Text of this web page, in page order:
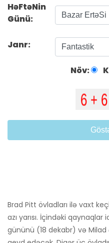
HəFtəNin
Günü:
Janr:
Növ:
Brad Pitt övladları ilə vaxt
azı yarısı. İçindəki qaynaqlar
gününü (18 dekabr) və